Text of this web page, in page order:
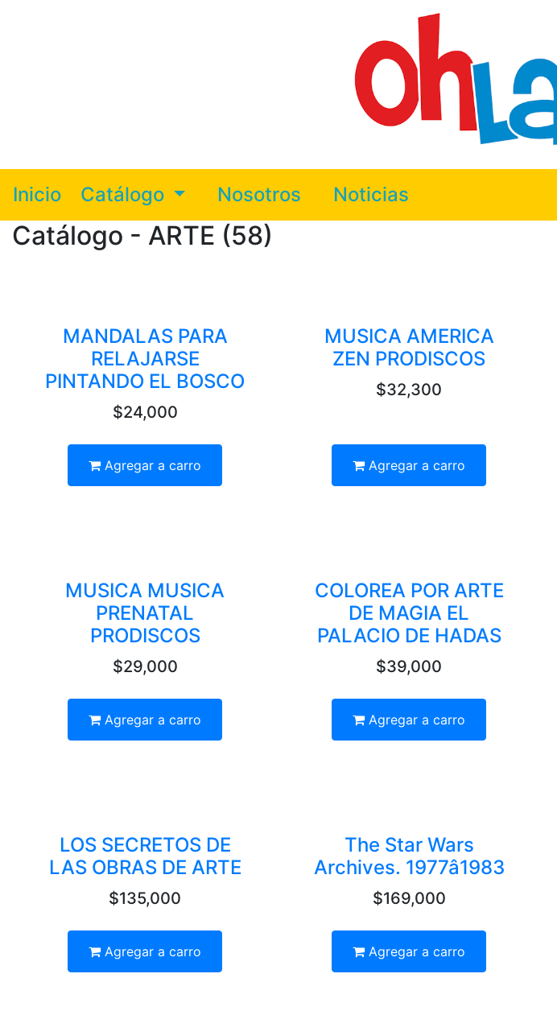
Inicio Catálogo Nosotros Noticias
Catálogo - ARTE (58)
MANDALAS PARA
RELAJARSE
PINTANDO EL BOSCO
$24,000
Agregar a carro
MUSICA AMERICA
ZEN PRODISCOS
$32,300
Agregar a carro
MUSICA MUSICA
PRENATAL
PRODISCOS
$29,000
Agregar a carro
COLOREA POR ARTE
DE MAGIA EL
PALACIO DE HADAS
$39,000
Agregar a carro
LOS SECRETOS DE
LAS OBRAS DE ARTE
$135,000
Agregar a carro
The Star Wars
Archives. 1977â1983
$169,000
Agregar a carro